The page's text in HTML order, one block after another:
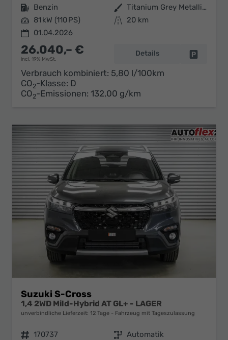
Kraftstoff Benzin Außenfarbe
Titanium Grey Metallic (ZZZ)
Leistung 81 kW (110 PS) Kilometerstand
20 km
01.04.2026
26.040,– €
incl. 19% MwSt.
Details
Verbrauch kombiniert: 5,80 l/100km
CO2-Klasse: D
CO2-Emissionen: 132,00 g/km
Suzuki S-Cross
1,4 2WD Mild-Hybrid AT GL+ - LAGER
unverbindliche Lieferzeit: 12 Tage Fahrzeug mit Tageszulassung
Fahrzeugnr. 170737 Getriebe Automatik